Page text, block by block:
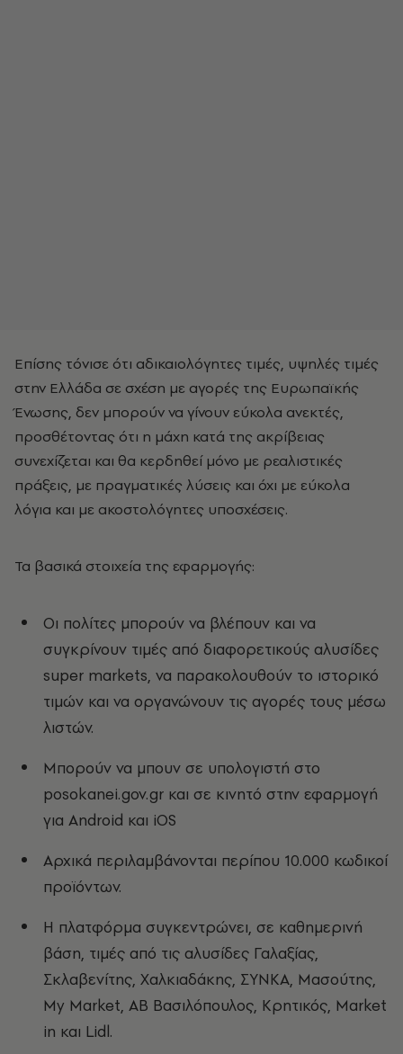
Επίσης τόνισε ότι αδικαιολόγητες τιμές, υψηλές τιμές
στην Ελλάδα σε σχέση με αγορές της Ευρωπαϊκής
Ένωσης, δεν μπορούν να γίνουν εύκολα ανεκτές,
προσθέτοντας ότι η μάχη κατά της ακρίβειας
συνεχίζεται και θα κερδηθεί μόνο με ρεαλιστικές
πράξεις, με πραγματικές λύσεις και όχι με εύκολα
λόγια και με ακοστολόγητες υποσχέσεις.
Τα βασικά στοιχεία της εφαρμογής:
Οι πολίτες μπορούν να βλέπουν και να
συγκρίνουν τιμές από διαφορετικούς αλυσίδες
super markets, να παρακολουθούν το ιστορικό
τιμών και να οργανώνουν τις αγορές τους μέσω
λιστών.
Μπορούν να μπουν σε υπολογιστή στο
posokanei.gov.gr και σε κινητό στην εφαρμογή
για Android και iOS
Αρχικά περιλαμβάνονται περίπου 10.000 κωδικοί
προϊόντων.
Η πλατφόρμα συγκεντρώνει, σε καθημερινή
βάση, τιμές από τις αλυσίδες Γαλαξίας,
Σκλαβενίτης, Χαλκιαδάκης, ΣΥΝΚΑ, Μασούτης,
My Market, ΑΒ Βασιλόπουλος, Κρητικός, Market
in και Lidl.